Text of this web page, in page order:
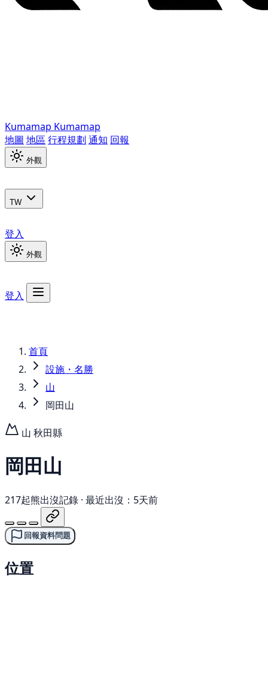
Kumamap Kumamap
地圖 地區 行程規劃 通知 回報
外觀
TW
登入
外觀
登入
首頁
設施・名勝
山
岡田山
山 秋田縣
岡田山
217起熊出沒記錄 · 最近出沒：5天前
回報資料問題
位置